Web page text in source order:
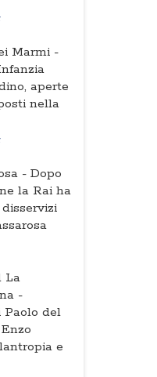
Marmi -
aperte
nella
- Dopo
la Rai ha
La
-
Paolo del
e